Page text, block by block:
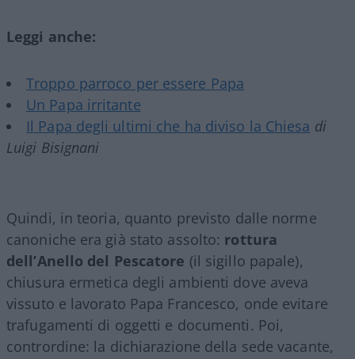
Leggi anche:
Troppo parroco per essere Papa
Un Papa irritante
Il Papa degli ultimi che ha diviso la Chiesa di
Luigi Bisignani
Quindi, in teoria, quanto previsto dalle norme
canoniche era già stato assolto: rottura
dell’Anello del Pescatore (il sigillo papale),
chiusura ermetica degli ambienti dove aveva
vissuto e lavorato Papa Francesco, onde evitare
trafugamenti di oggetti e documenti. Poi,
contrordine: la dichiarazione della sede vacante,